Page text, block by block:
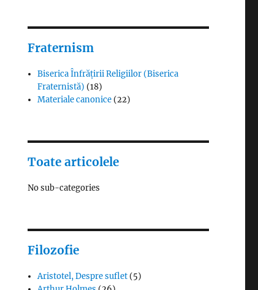
Fraternism
Biserica Înfrățirii Religiilor (Biserica
Fraternistă) (18)
Materiale canonice (22)
Toate articolele
No sub-categories
Filozofie
Aristotel, Despre suflet (5)